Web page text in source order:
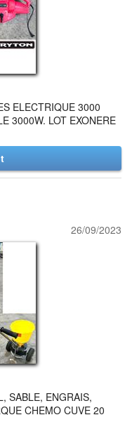
ELECTRIQUE 3000
3000W. LOT EXONERE
26/09/2023
SABLE, ENGRAIS,
CHEMO CUVE 20